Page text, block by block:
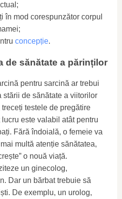
în mod corespunzător corpul
concepție.
de sănătate a părinților
pentru sarcină ar trebui
stării de sănătate a viitorilor
testele de pregătire
este valabil atât pentru
Fără îndoială, o femeie va
multă atenție sănătatea,
o nouă viață.
un ginecolog,
Dar un bărbat trebuie să
De exemplu, un urolog,